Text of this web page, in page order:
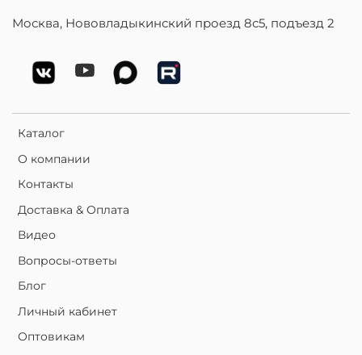
Каталог
О компании
Контакты
Доставка & Оплата
Видео
Вопросы-ответы
Блог
Личный кабинет
Оптовикам
Москва, Нововладыкинский проезд 8с5, подъезд 2